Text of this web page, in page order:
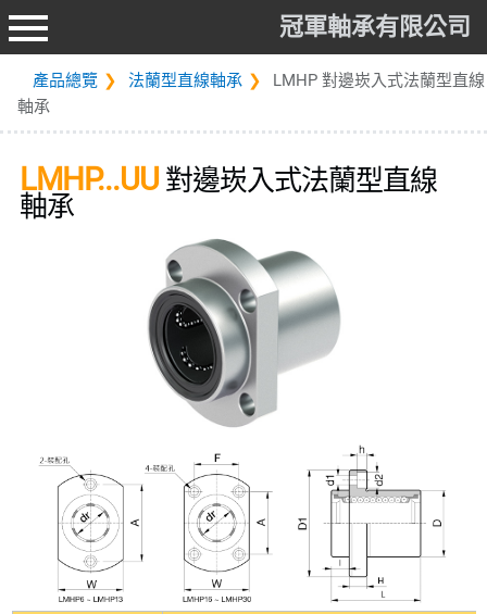
冠軍軸承有限公司
產品總覽 法蘭型直線軸承
LMHP 對邊崁入式法蘭型直線
軸承
LMHP...UU對邊崁入式法蘭型直線
軸承